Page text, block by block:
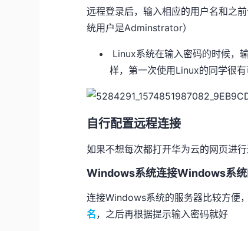
远程登录后，输入相应的用户名和之
统用户是Adminstrator）
Linux系统在输入密码的时候，
样，第一次使用Linux的同学很
自行配置远程连接
如果不想每次都打开华为云的网页进
Windows系统连接Windows系统
连接Windows系统的服务器比较方便
名，之后再根据提示输入密码就好